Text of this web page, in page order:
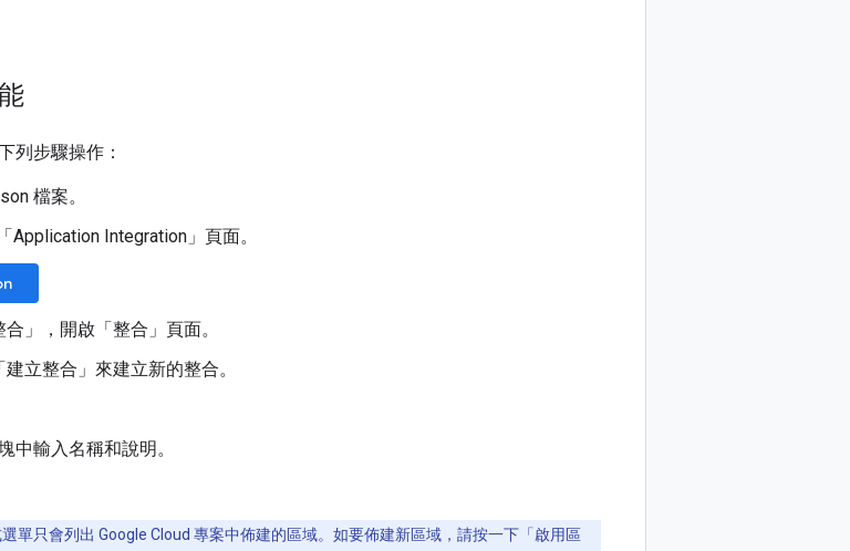
列步驟操作：
檔案。
Application Integration」 頁面。
」 ，開啟「整合」 頁面。
立整合」 來建立新的整合。
中輸入名稱和說明。
單只會列出 Google Cloud 專案中佈建的區域。如要佈建新區域，請按一下「啟用區